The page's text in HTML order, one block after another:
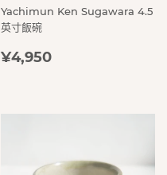
Yachimun Ken Sugawara 4.5
英寸飯碗
定
¥4,950